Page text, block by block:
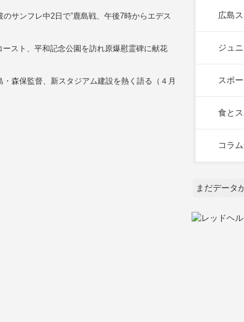
のサンフレ中2日で”鹿島戦、午後7時からエデス
ースト、平和記念公園を訪れ原爆慰霊碑に献花
・森保監督、新スタジアム建設を熱く語る（４月
広島
ジュ
スポ
食と
コラ
まだデータ